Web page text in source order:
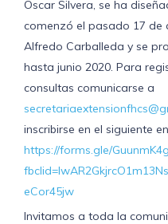
Oscar Silvera, se ha
comenzó el pasado 17 de
Alfredo Carballeda y se
hasta junio 2020. Para
consultas comunicarse a
inscribirse en el siguiente
https://forms.gle/
eCor45jw
Invitamos a toda la